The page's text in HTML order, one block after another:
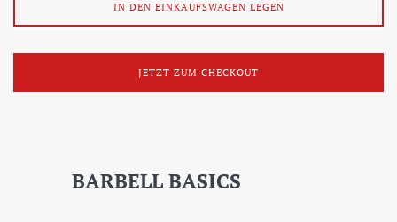
IN DEN EINKAUFSWAGEN LEGEN
JETZT ZUM CHECKOUT
BARBELL BASICS